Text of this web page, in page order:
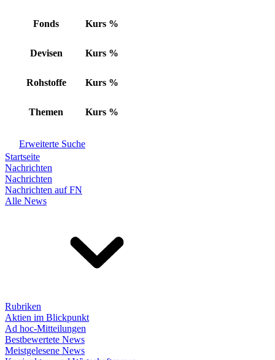
Fonds Kurs %
Devisen Kurs %
Rohstoffe Kurs %
Themen Kurs %
Erweiterte Suche
Startseite
Nachrichten
Nachrichten
Nachrichten auf FN
Alle News
Rubriken
Aktien im Blickpunkt
Ad hoc-Mitteilungen
Bestbewertete News
Meistgelesene News